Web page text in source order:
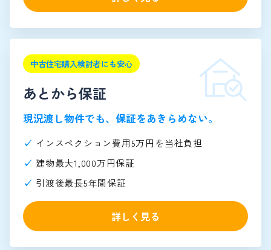
中古住宅購入検討者にも安心
あとから保証
現況渡し物件でも、保証をあきらめない。
インスペクション費用5万円を当社負担
建物最大1,000万円保証
引渡後最長5年間保証
詳しく見る